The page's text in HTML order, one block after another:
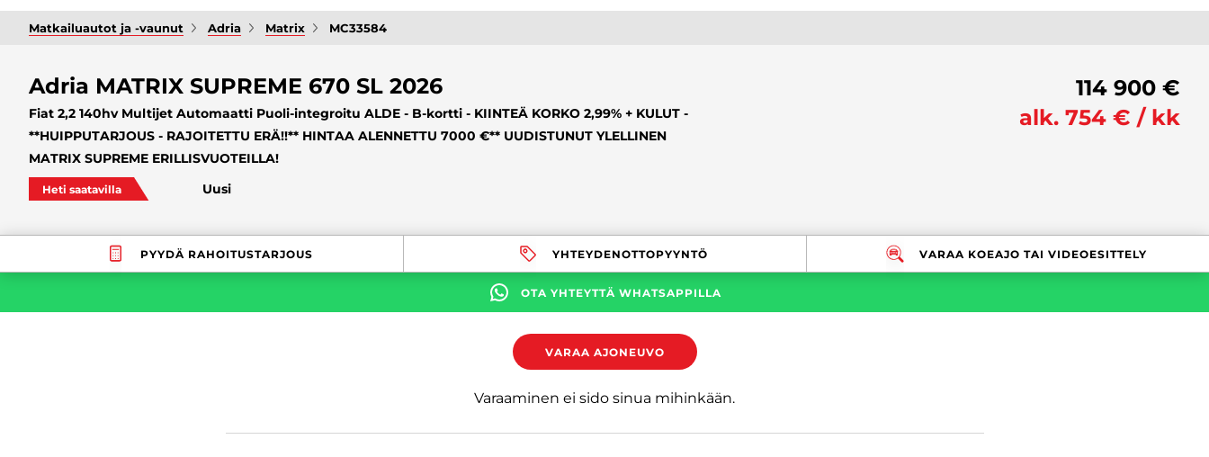
Matkailuautot ja -vaunut Adria Matrix MC33584
Adria MATRIX SUPREME 670 SL 2026
Fiat 2,2 140hv Multijet Automaatti Puoli-integroitu ALDE - B-kortti - KIINTEÄ KORKO 2,99% + KULUT -
**HUIPPUTARJOUS - RAJOITETTU ERÄ!!** HINTAA ALENNETTU 7000 €** UUDISTUNUT YLELLINEN
MATRIX SUPREME ERILLISVUOTEILLA!
Heti saatavilla Uusi
114 900 €
alk. 754 € / kk
PYYDÄ RAHOITUSTARJOUS YHTEYDENOTTOPYYNTÖ VARAA KOEAJO TAI VIDEOESITTELY
OTA YHTEYTTÄ WHATSAPPILLA
VARAA AJONEUVO
Varaaminen ei sido sinua mihinkään.